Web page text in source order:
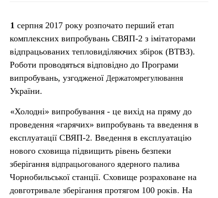
1 серпня 2017 року розпочато перший етап
комплексних випробувань СВЯП-2 з імітаторами
відпрацьованих тепловиділяючих збірок (ВТВЗ).
Роботи проводяться відповідно до Програми
випробувань, узгодженої Держатомрегулювання
України.
«Холодні» випробування - це вихід на пряму до
проведення «гарячих» випробувань та введення в
експлуатації СВЯП-2. Введення в експлуатацію
нового сховища підвищить рівень безпеки
зберігання відпрацьогованого ядерного палива
Чорнобильської станції. Сховище розраховане на
довготривале зберігання протягом 100 років. На